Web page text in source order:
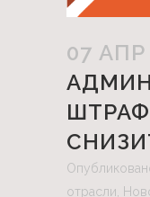
07 АПР
отрасли